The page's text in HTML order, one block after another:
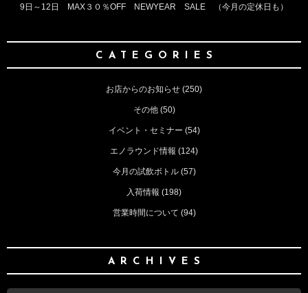
9日～12日 MAX３０％OFF NEWYEAR SALE （今月の定休日も）
CATEGORIES
お店からのお知らせ (250)
その他(50)
イベント・セミナー (54)
エノラウンド情報 (124)
今月の試飲ボトル(57)
入荷情報 (198)
営業時間について (94)
ARCHIVES